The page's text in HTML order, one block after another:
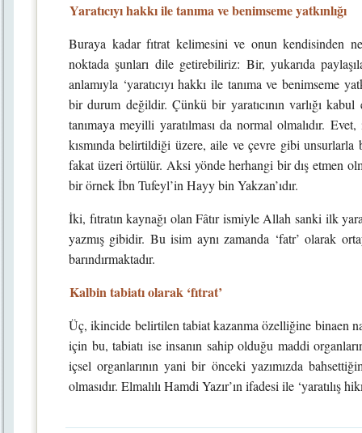
Yaratıcıyı hakkı ile tanıma ve benimseme yatkınlığı
Buraya kadar fıtrat kelimesini ve onun kendisinden
noktada şunları dile getirebiliriz: Bir, yukarıda
anlamıyla ‘yaratıcıyı hakkı ile tanıma ve benimseme
bir durum değildir. Çünkü bir yaratıcının varlığı
tanımaya meyilli yaratılması da normal olmalıdır.
kısmında belirtildiği üzere, aile ve çevre gibi
fakat üzeri örtülür. Aksi yönde herhangi bir dış etmen
bir örnek İbn Tufeyl’in Hayy bin Yakzan’ıdır.
İki, fıtratın kaynağı olan Fâtır ismiyle Allah sanki ilk
yazmış gibidir. Bu isim aynı zamanda ‘fatr’ olarak
barındırmaktadır.
Kalbin tabiatı olarak ‘fıtrat’
Üç, ikincide belirtilen tabiat kazanma özelliğine binaen
için bu, tabiatı ise insanın sahip olduğu maddi
içsel organlarının yani bir önceki yazımızda
olmasıdır. Elmalılı Hamdi Yazır’ın ifadesi ile ‘yaratılış